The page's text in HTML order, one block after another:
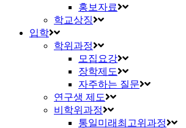
홍보자료
학교상징
입학
학위과정
모집요강
장학제도
자주하는 질문
연구생 제도
비학위과정
통일미래최고위과정